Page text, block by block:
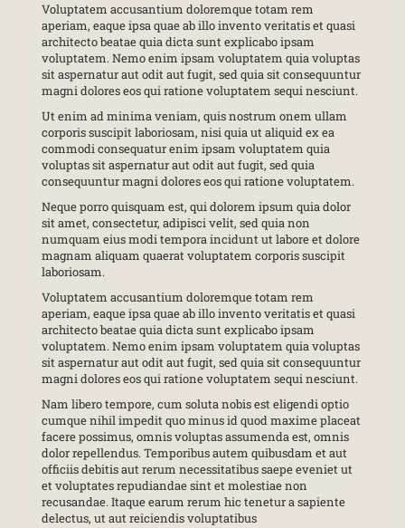
Voluptatem accusantium doloremque totam rem
aperiam, eaque ipsa quae ab illo invento veritatis et quasi
architecto beatae quia dicta sunt explicabo ipsam
voluptatem. Nemo enim ipsam voluptatem quia voluptas
sit aspernatur aut odit aut fugit, sed quia sit consequuntur
magni dolores eos qui ratione voluptatem sequi nesciunt.
Ut enim ad minima veniam, quis nostrum onem ullam
corporis suscipit laboriosam, nisi quia ut aliquid ex ea
commodi consequatur enim ipsam voluptatem quia
voluptas sit aspernatur aut odit aut fugit, sed quia
consequuntur magni dolores eos qui ratione voluptatem.
Neque porro quisquam est, qui dolorem ipsum quia dolor
sit amet, consectetur, adipisci velit, sed quia non
numquam eius modi tempora incidunt ut labore et dolore
magnam aliquam quaerat voluptatem corporis suscipit
laboriosam.
Voluptatem accusantium doloremque totam rem
aperiam, eaque ipsa quae ab illo invento veritatis et quasi
architecto beatae quia dicta sunt explicabo ipsam
voluptatem. Nemo enim ipsam voluptatem quia voluptas
sit aspernatur aut odit aut fugit, sed quia sit consequuntur
magni dolores eos qui ratione voluptatem sequi nesciunt.
Nam libero tempore, cum soluta nobis est eligendi optio
cumque nihil impedit quo minus id quod maxime placeat
facere possimus, omnis voluptas assumenda est, omnis
dolor repellendus. Temporibus autem quibusdam et aut
officiis debitis aut rerum necessitatibus saepe eveniet ut
et voluptates repudiandae sint et molestiae non
recusandae. Itaque earum rerum hic tenetur a sapiente
delectus, ut aut reiciendis voluptatibus